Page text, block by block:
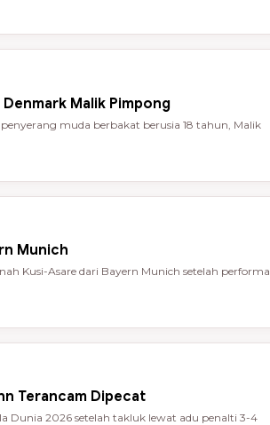
Malik Pimpong
muda berbakat berusia 18 tahun, Malik
Munich
Kusi-Asare dari Bayern Munich setelah performa
Terancam Dipecat
Dunia 2026 setelah takluk lewat adu penalti 3-4